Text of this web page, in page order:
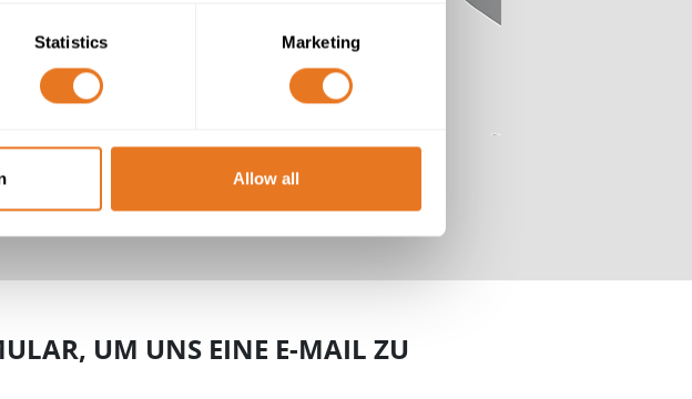
Statistics Marketing
Allow all
UM UNS EINE E-MAIL ZU